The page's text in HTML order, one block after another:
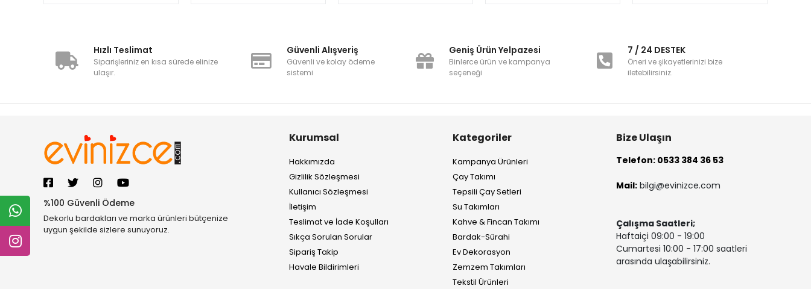
Hızlı Teslimat
Siparişleriniz en kısa sürede elinize
ulaşır.
Güvenli Alışveriş
Güvenli ve kolay ödeme
sistemi
Geniş Ürün Yelpazesi
Binlerce ürün ve kampanya
seçeneği
7 / 24 DESTEK
Öneri ve şikayetlerinizi bize
iletebilirsiniz.
%100 Güvenli Ödeme
Dekorlu bardakları ve marka ürünleri bütçenize
uygun şekilde sizlere sunuyoruz.
Kurumsal
Hakkımızda
Gizlilik Sözleşmesi
Kullanıcı Sözleşmesi
İletişim
Teslimat ve İade Koşulları
Sıkça Sorulan Sorular
Sipariş Takip
Havale Bildirimleri
Kategoriler
Kampanya Ürünleri
Çay Takımı
Tepsili Çay Setleri
Su Takımları
Kahve & Fincan Takımı
Bardak-Sürahi
Ev Dekorasyon
Zemzem Takımları
Tekstil Ürünleri
Bize Ulaşın
Telefon: 0533 384 36 53
Mail: bilgi@evinizce.com
Çalışma Saatleri;
Haftaiçi 09:00 - 19:00
Cumartesi 10:00 - 17:00 saatleri
arasında ulaşabilirsiniz.